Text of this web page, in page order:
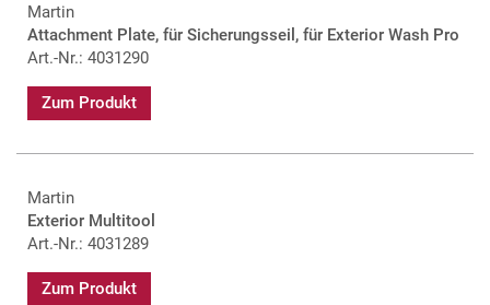
Martin
Attachment Plate, für Sicherungsseil, für Exterior Wash Pro
Art.-Nr.: 4031290
Zum Produkt
Martin
Exterior Multitool
Art.-Nr.: 4031289
Zum Produkt